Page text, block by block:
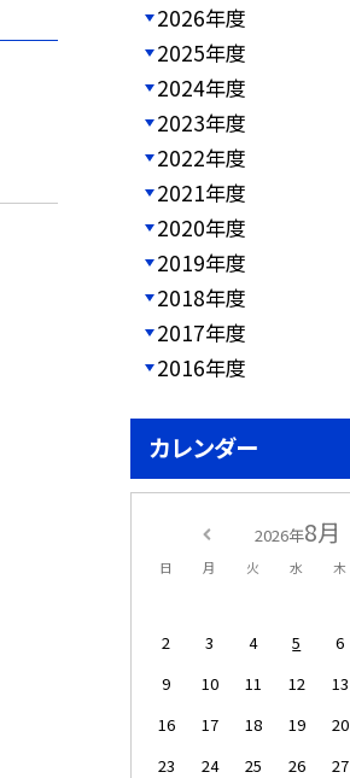
2026年度
2025年度
2024年度
2023年度
2022年度
2021年度
2020年度
2019年度
2018年度
2017年度
2016年度
カレンダー
2026年8月
日 月 火 水 木
2
3 4 5 6
9
10 11 12 13
16
17 18 19 20
23
24 25 26 27